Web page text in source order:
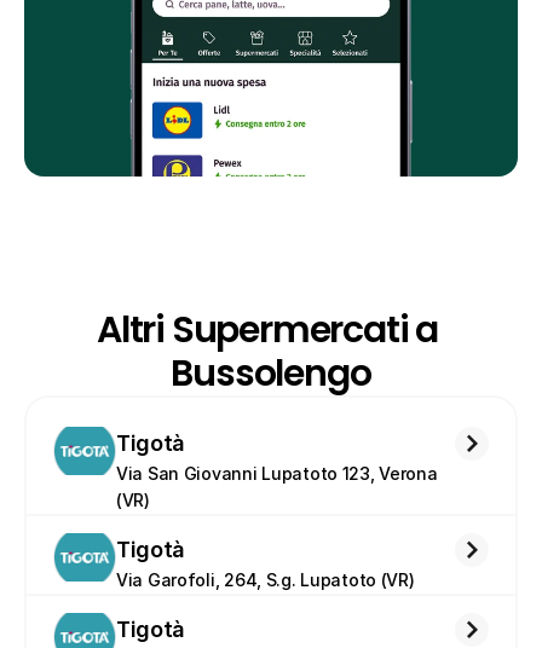
Altri Supermercati a
Bussolengo
Tigotà
Via San Giovanni Lupatoto 123, Verona
(VR)
Tigotà
Via Garofoli, 264, S.g. Lupatoto (VR)
Tigotà